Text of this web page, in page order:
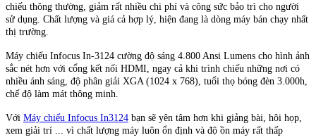
chiếu thông thường, giảm rất nhiều chi phí và công sức bảo trì cho người
sử dụng. Chất lượng và giá cả hợp lý, hiện đang là dòng máy bán chạy nhất
thị trường.
Máy chiếu Infocus In-3124 cường độ sáng 4.800 Ansi Lumens cho hình ảnh
sắc nét hơn với cổng kết nối HDMI, ngay cả khi trình chiếu những nơi có
nhiều ánh sáng, độ phân giải XGA (1024 x 768), tuổi thọ bóng đèn 3.000h,
chế độ làm mát thông minh.
Với Máy chiếu Infocus In3124 bạn sẽ yên tâm hơn khi giảng bài, hôi họp,
xem giải trí ... vì chất lượng máy luôn ổn định và độ ồn máy rất thấp